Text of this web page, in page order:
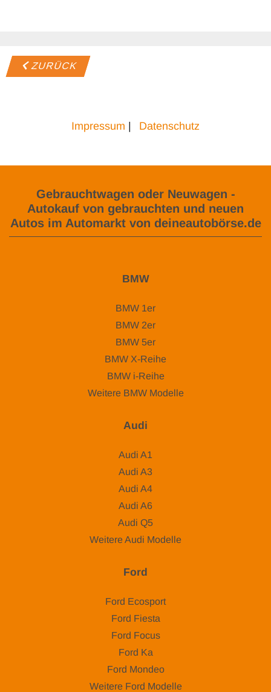
ZURÜCK
Impressum | Datenschutz
Gebrauchtwagen oder Neuwagen -
Autokauf von gebrauchten und neuen
Autos im Automarkt von deineautobörse.de
BMW
BMW 1er
BMW 2er
BMW 5er
BMW X-Reihe
BMW i-Reihe
Weitere BMW Modelle
Audi
Audi A1
Audi A3
Audi A4
Audi A6
Audi Q5
Weitere Audi Modelle
Ford
Ford Ecosport
Ford Fiesta
Ford Focus
Ford Ka
Ford Mondeo
Weitere Ford Modelle